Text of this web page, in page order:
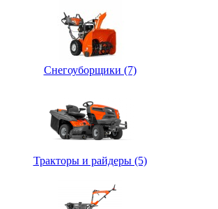
Снегоуборщики (7)
Тракторы и райдеры (5)